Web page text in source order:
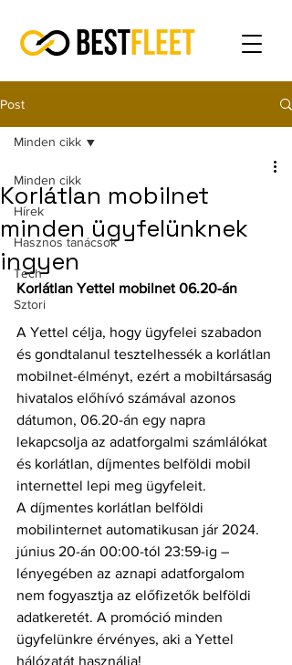
Post
Minden cikk
Hírek
Hasznos tanácsok
Tech
Sztori
Minden cikk
Korlátlan mobilnet
minden ügyfelünknek
ingyen
Korlátlan Yettel mobilnet 06.20-án
A Yettel célja, hogy ügyfelei szabadon
és gondtalanul tesztelhessék a korlátlan
mobilnet-élményt, ezért a mobiltársaság
hivatalos előhívó számával azonos
dátumon, 06.20-án egy napra
lekapcsolja az adatforgalmi számlálókat
és korlátlan, díjmentes belföldi mobil
internettel lepi meg ügyfeleit.
A díjmentes korlátlan belföldi
mobilinternet automatikusan jár 2024.
június 20-án 00:00-tól 23:59-ig –
lényegében az aznapi adatforgalom
nem fogyasztja az előfizetők belföldi
adatkeretét. A promóció minden
ügyfelünkre érvényes, aki a Yettel
hálózatát használja!